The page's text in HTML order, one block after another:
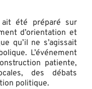
été préparé sur
d’orientation et
qu’il ne s’agissait
L’événement
patiente,
des débats
politique.